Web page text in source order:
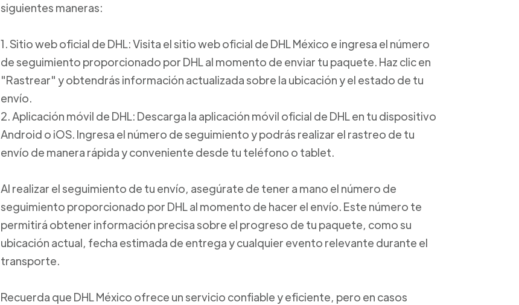
siguientes maneras:
1. Sitio web oficial de DHL: Visita el sitio web oficial de DHL México e ingresa el número
de seguimiento proporcionado por DHL al momento de enviar tu paquete. Haz clic en
"Rastrear" y obtendrás información actualizada sobre la ubicación y el estado de tu
envío.
2. Aplicación móvil de DHL: Descarga la aplicación móvil oficial de DHL en tu dispositivo
Android o iOS. Ingresa el número de seguimiento y podrás realizar el rastreo de tu
envío de manera rápida y conveniente desde tu teléfono o tablet.
Al realizar el seguimiento de tu envío, asegúrate de tener a mano el número de
seguimiento proporcionado por DHL al momento de hacer el envío. Este número te
permitirá obtener información precisa sobre el progreso de tu paquete, como su
ubicación actual, fecha estimada de entrega y cualquier evento relevante durante el
transporte.
Recuerda que DHL México ofrece un servicio confiable y eficiente, pero en casos